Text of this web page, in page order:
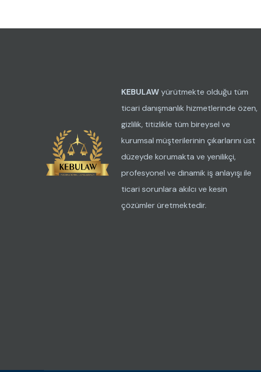
KEBULAWyürütmekte olduğu tüm
ticari danışmanlık hizmetlerinde özen,
gizlilik, titizlikle tüm bireysel ve
kurumsal müşterilerinin çıkarlarını üst
düzeyde korumakta ve yenilikçi,
profesyonel ve dinamik iş anlayışı ile
ticari sorunlara akılcı ve kesin
çözümler üretmektedir.